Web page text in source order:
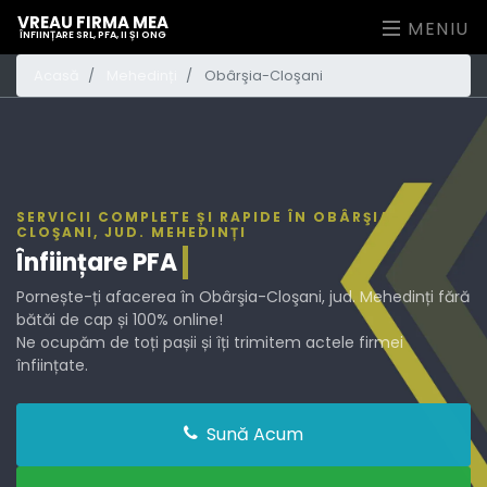
VREAU FIRMA MEA
ÎNFIINȚARE SRL, PFA, II ȘI ONG MENIU
Obârşia-Cloşani
SERVICII COMPLETE ȘI RAPIDE ÎN OBÂRŞIA-
CLOŞANI, JUD. MEHEDINȚI
ÎnființarePFA
Pornește-ți afacerea în Obârşia-Cloşani, jud. Mehedinți fără
bătăi de cap și 100% online!
Ne ocupăm de toți pașii și îți trimitem actele firmei
înființate.
Sună Acum